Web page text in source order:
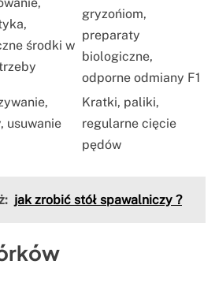
środki w
gryzońiom,
preparaty
biologiczne,
odporne odmiany F1
usuwanie
Kratki, paliki,
regularne cięcie
pędów
jak zrobić stół spawalniczy ?